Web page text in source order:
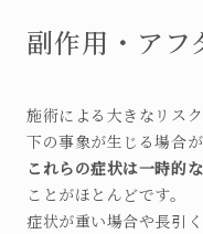
副作用・アフ
施術による大きなリス
下の事象が生じる場合が
これらの症状は一時的
ことがほとんどです。
症状が重い場合や長引